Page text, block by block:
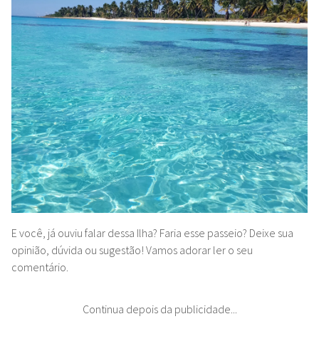
E você, já ouviu falar dessa Ilha? Faria esse passeio? Deixe sua
opinião, dúvida ou sugestão! Vamos adorar ler o seu
comentário.
Continua depois da publicidade...